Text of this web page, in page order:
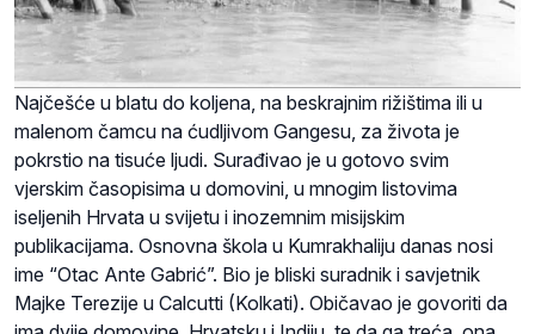
Najčešće u blatu do koljena, na beskrajnim rižištima ili u
malenom čamcu na ćudljivom Gangesu, za života je
pokrstio na tisuće ljudi. Surađivao je u gotovo svim
vjerskim časopisima u domovini, u mnogim listovima
iseljenih Hrvata u svijetu i inozemnim misijskim
publikacijama. Osnovna škola u Kumrakhaliju danas nosi
ime “Otac Ante Gabrić”. Bio je bliski suradnik i savjetnik
Majke Terezije u Calcutti (Kolkati). Običavao je govoriti da